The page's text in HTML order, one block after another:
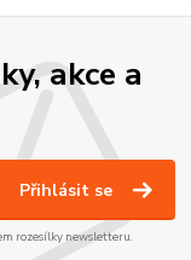
akce a
Přihlásit se
rozesílky newsletteru.